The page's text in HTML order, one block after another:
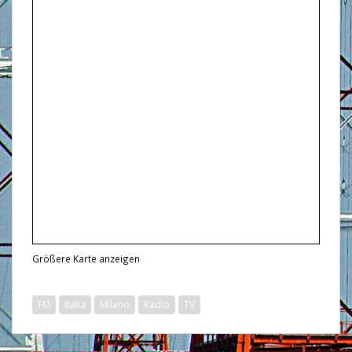
Größere Karte anzeigen
FM Italia Milano Radio TV